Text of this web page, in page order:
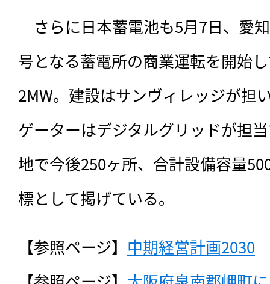
さらに日本蓄電池も5月7日、愛
号となる蓄電所の商業運転を開始
2MW。建設はサンヴィレッジが担
ゲーターはデジタルグリッドが担
地で今後250ヶ所、合計設備容量
標として掲げている。
【参照ページ】 中期経営計画2030